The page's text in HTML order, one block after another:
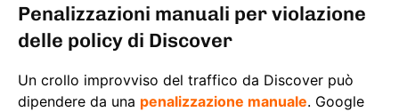
Penalizzazioni manuali per violazione
delle policy di Discover
Un crollo improvviso del traffico da Discover può
dipendere da una penalizzazione manuale. Google